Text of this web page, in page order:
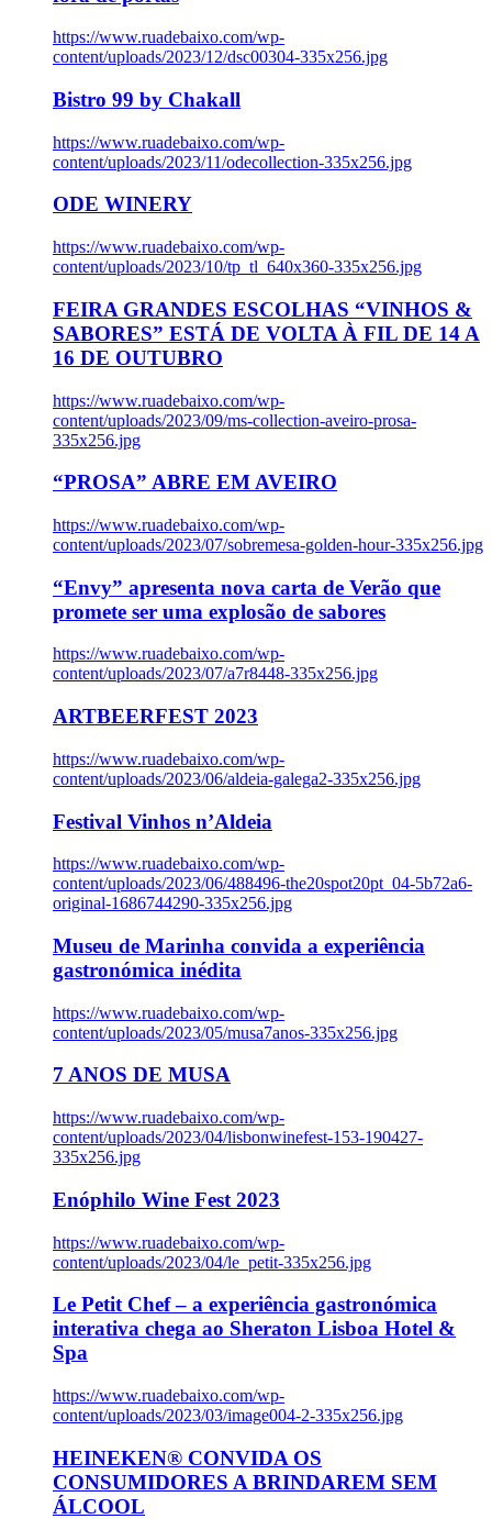
https://www.ruadebaixo.com/wp-
content/uploads/2023/12/dsc00304-335x256.jpg
Bistro 99 by Chakall
https://www.ruadebaixo.com/wp-
content/uploads/2023/11/odecollection-335x256.jpg
ODE WINERY
https://www.ruadebaixo.com/wp-
content/uploads/2023/10/tp_tl_640x360-335x256.jpg
FEIRA GRANDES ESCOLHAS “VINHOS &
SABORES” ESTÁ DE VOLTA À FIL DE 14 A
16 DE OUTUBRO
https://www.ruadebaixo.com/wp-
content/uploads/2023/09/ms-collection-aveiro-prosa-
335x256.jpg
“PROSA” ABRE EM AVEIRO
https://www.ruadebaixo.com/wp-
content/uploads/2023/07/sobremesa-golden-hour-335x256.jpg
“Envy” apresenta nova carta de Verão que
promete ser uma explosão de sabores
https://www.ruadebaixo.com/wp-
content/uploads/2023/07/a7r8448-335x256.jpg
ARTBEERFEST 2023
https://www.ruadebaixo.com/wp-
content/uploads/2023/06/aldeia-galega2-335x256.jpg
Festival Vinhos n’Aldeia
https://www.ruadebaixo.com/wp-
content/uploads/2023/06/488496-the20spot20pt_04-5b72a6-
original-1686744290-335x256.jpg
Museu de Marinha convida a experiência
gastronómica inédita
https://www.ruadebaixo.com/wp-
content/uploads/2023/05/musa7anos-335x256.jpg
7 ANOS DE MUSA
https://www.ruadebaixo.com/wp-
content/uploads/2023/04/lisbonwinefest-153-190427-
335x256.jpg
Enóphilo Wine Fest 2023
https://www.ruadebaixo.com/wp-
content/uploads/2023/04/le_petit-335x256.jpg
Le Petit Chef – a experiência gastronómica
interativa chega ao Sheraton Lisboa Hotel &
Spa
https://www.ruadebaixo.com/wp-
content/uploads/2023/03/image004-2-335x256.jpg
HEINEKEN® CONVIDA OS
CONSUMIDORES A BRINDAREM SEM
ÁLCOOL